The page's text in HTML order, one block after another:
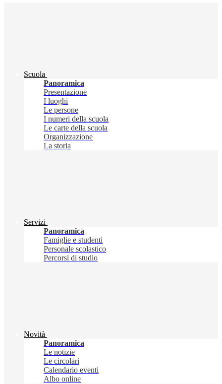
Scuola
Panoramica
Presentazione
I luoghi
Le persone
I numeri della scuola
Le carte della scuola
Organizzazione
La storia
Servizi
Panoramica
Famiglie e studenti
Personale scolastico
Percorsi di studio
Novità
Panoramica
Le notizie
Le circolari
Calendario eventi
Albo online